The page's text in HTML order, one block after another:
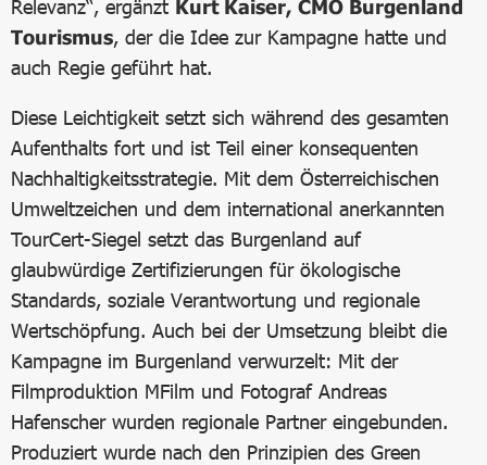
Relevanz“, ergänzt Kurt Kaiser, CMO Burgenland
Tourismus, der die Idee zur Kampagne hatte und
auch Regie geführt hat.
Diese Leichtigkeit setzt sich während des gesamten
Aufenthalts fort und ist Teil einer konsequenten
Nachhaltigkeitsstrategie. Mit dem Österreichischen
Umweltzeichen und dem international anerkannten
TourCert-Siegel setzt das Burgenland auf
glaubwürdige Zertifizierungen für ökologische
Standards, soziale Verantwortung und regionale
Wertschöpfung. Auch bei der Umsetzung bleibt die
Kampagne im Burgenland verwurzelt: Mit der
Filmproduktion MFilm und Fotograf Andreas
Hafenscher wurden regionale Partner eingebunden.
Produziert wurde nach den Prinzipien des Green